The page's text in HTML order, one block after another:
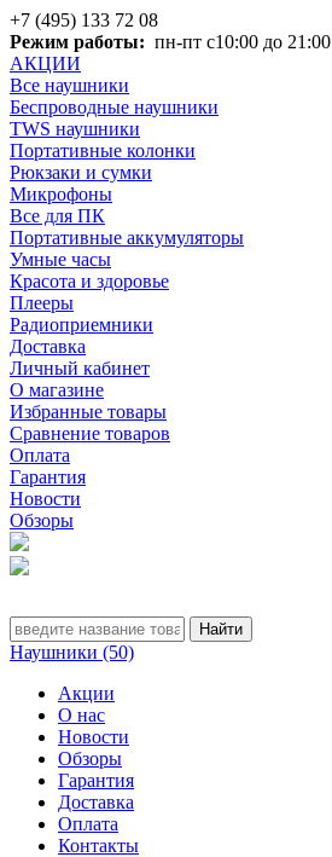
+7 (495) 133 72 08
Режим работы: пн-пт с10:00 до 21:00
АКЦИИ
Все наушники
Беспроводные наушники
TWS наушники
Портативные колонки
Рюкзаки и сумки
Микрофоны
Все для ПК
Портативные аккумуляторы
Умные часы
Красота и здоровье
Плееры
Радиоприемники
Доставка
Личный кабинет
О магазине
Избранные товары
Сравнение товаров
Оплата
Гарантия
Новости
Обзоры
Наушники (50)
Акции
О нас
Новости
Обзоры
Гарантия
Доставка
Оплата
Контакты